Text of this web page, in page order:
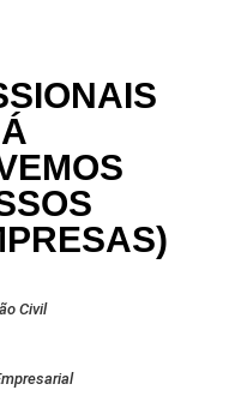
Civil